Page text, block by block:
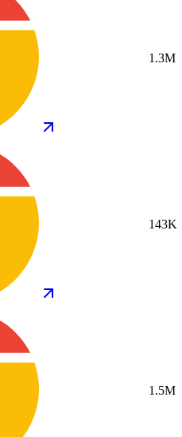
1.3M
143K
1.5M